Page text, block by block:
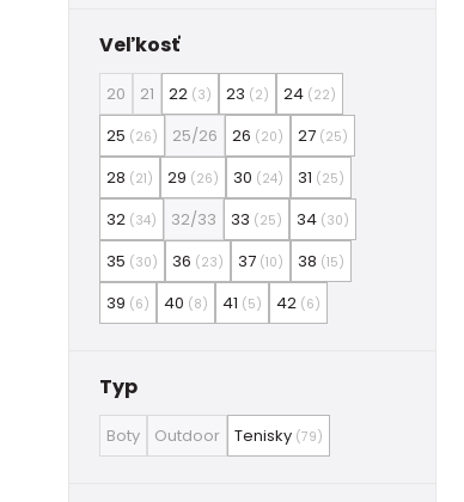
Veľkosť
20 21 22 (3) 23 (2) 24 (22)
25 (26) 25/26 26 (20) 27 (25)
28 (21) 29 (26) 30 (24) 31 (25)
32 (34) 32/33 33 (25) 34 (30)
35 (30) 36 (23) 37 (10) 38 (15)
39 (6) 40 (8) 41 (5) 42 (6)
Typ
Boty Outdoor Tenisky (79)